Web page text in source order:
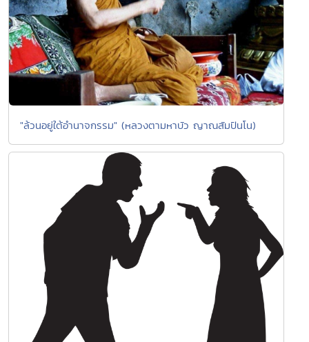
"ล้วนอยู่ใต้อำนาจกรรม" (หลวงตามหาบัว ญาณสัมปันโน)